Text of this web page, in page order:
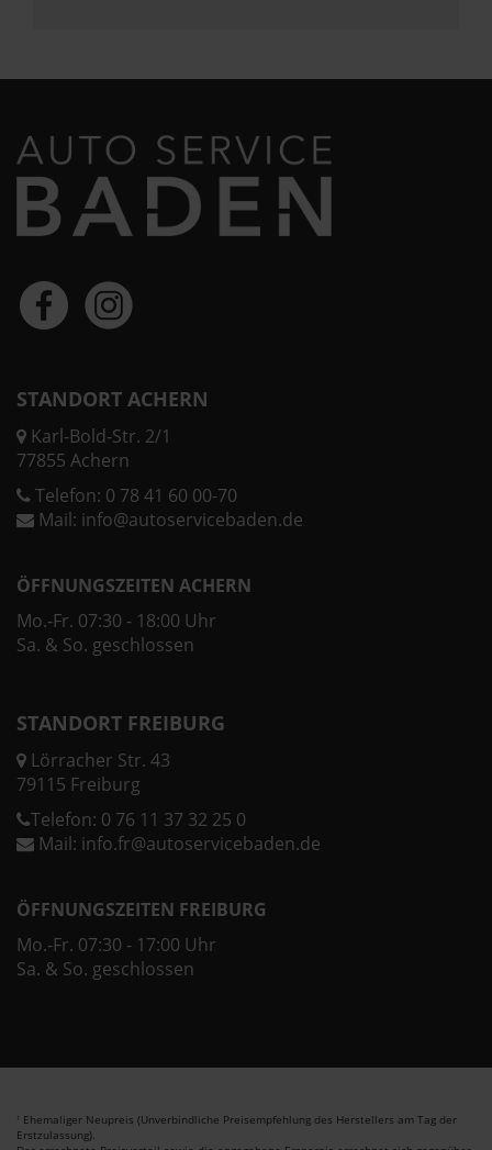
STANDORT ACHERN
Karl-Bold-Str. 2/1
77855 Achern
Telefon: 0 78 41 60 00-70
Mail: info@autoservicebaden.de
ÖFFNUNGSZEITEN ACHERN
Mo.-Fr. 07:30 - 18:00 Uhr
Sa. & So. geschlossen
STANDORT FREIBURG
Lörracher Str. 43
79115 Freiburg
Telefon: 0 76 11 37 32 25 0
Mail: info.fr@autoservicebaden.de
ÖFFNUNGSZEITEN FREIBURG
Mo.-Fr. 07:30 - 17:00 Uhr
Sa. & So. geschlossen
1 Ehemaliger Neupreis (Unverbindliche Preisempfehlung des Herstellers am Tag der
Erstzulassung).